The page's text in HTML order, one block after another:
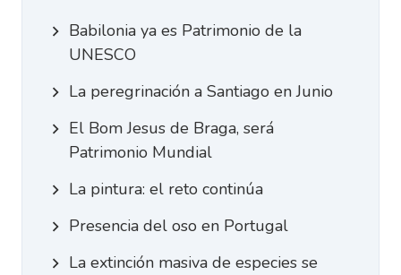
Babilonia ya es Patrimonio de la
UNESCO
La peregrinación a Santiago en Junio
El Bom Jesus de Braga, será
Patrimonio Mundial
La pintura: el reto continúa
Presencia del oso en Portugal
La extinción masiva de especies se